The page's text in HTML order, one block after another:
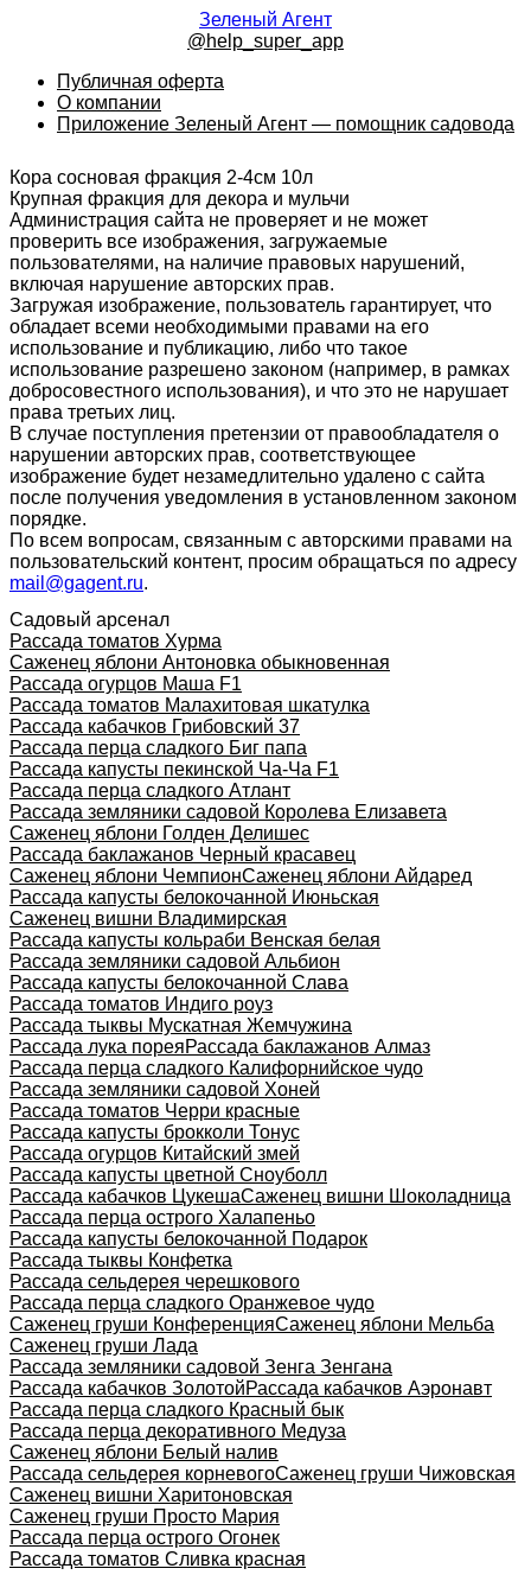
Зеленый Агент
@help_super_app
Публичная оферта
О компании
Приложение Зеленый Агент — помощник садовода
Кора сосновая фракция 2-4см 10л
Крупная фракция для декора и мульчи
Администрация сайта не проверяет и не может
проверить все изображения, загружаемые
пользователями, на наличие правовых нарушений,
включая нарушение авторских прав.
Загружая изображение, пользователь гарантирует, что
обладает всеми необходимыми правами на его
использование и публикацию, либо что такое
использование разрешено законом (например, в рамках
добросовестного использования), и что это не нарушает
права третьих лиц.
В случае поступления претензии от правообладателя о
нарушении авторских прав, соответствующее
изображение будет незамедлительно удалено с сайта
после получения уведомления в установленном законом
порядке.
По всем вопросам, связанным с авторскими правами на
пользовательский контент, просим обращаться по адресу
mail@gagent.ru.
Садовый арсенал
Рассада томатов Хурма
Саженец яблони Антоновка обыкновенная
Рассада огурцов Маша F1
Рассада томатов Малахитовая шкатулка
Рассада кабачков Грибовский 37
Рассада перца сладкого Биг папа
Рассада капусты пекинской Ча-Ча F1
Рассада перца сладкого Атлант
Рассада земляники садовой Королева Елизавета
Саженец яблони Голден Делишес
Рассада баклажанов Черный красавец
Саженец яблони ЧемпионСаженец яблони Айдаред
Рассада капусты белокочанной Июньская
Саженец вишни Владимирская
Рассада капусты кольраби Венская белая
Рассада земляники садовой Альбион
Рассада капусты белокочанной Слава
Рассада томатов Индиго роуз
Рассада тыквы Мускатная Жемчужина
Рассада лука пореяРассада баклажанов Алмаз
Рассада перца сладкого Калифорнийское чудо
Рассада земляники садовой Хоней
Рассада томатов Черри красные
Рассада капусты брокколи Тонус
Рассада огурцов Китайский змей
Рассада капусты цветной Сноуболл
Рассада кабачков ЦукешаСаженец вишни Шоколадница
Рассада перца острого Халапеньо
Рассада капусты белокочанной Подарок
Рассада тыквы Конфетка
Рассада сельдерея черешкового
Рассада перца сладкого Оранжевое чудо
Саженец груши КонференцияСаженец яблони Мельба
Саженец груши Лада
Рассада земляники садовой Зенга Зенгана
Рассада кабачков ЗолотойРассада кабачков Аэронавт
Рассада перца сладкого Красный бык
Рассада перца декоративного Медуза
Саженец яблони Белый налив
Рассада сельдерея корневогоСаженец груши Чижовская
Саженец вишни Харитоновская
Саженец груши Просто Мария
Рассада перца острого Огонек
Рассада томатов Сливка красная